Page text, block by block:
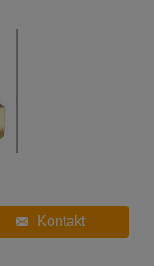
Kontakt